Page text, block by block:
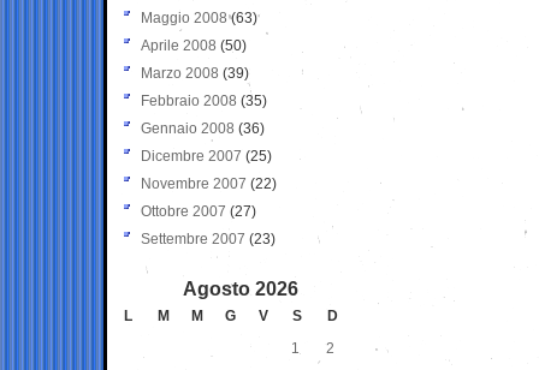
Maggio 2008(63)
Aprile 2008 (50)
Marzo 2008 (39)
Febbraio 2008 (35)
Gennaio 2008 (36)
Dicembre 2007 (25)
Novembre 2007 (22)
Ottobre 2007 (27)
Settembre 2007 (23)
Agosto 2026
L M M G V S
D
1
2